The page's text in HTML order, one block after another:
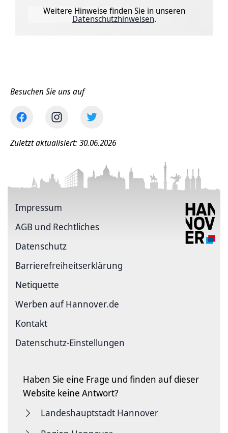
Weitere Hinweise finden Sie in unseren
Datenschutzhinweisen.
Besuchen Sie uns auf
Zuletzt aktualisiert: 30.06.2026
Impressum
AGB und Rechtliches
Datenschutz
Barriere­freiheits­erklärung
Netiquette
Werben auf Hannover.de
Kontakt
Datenschutz-Einstellungen
Haben Sie eine Frage und finden auf dieser
Website keine Antwort?
Landeshauptstadt Hannover